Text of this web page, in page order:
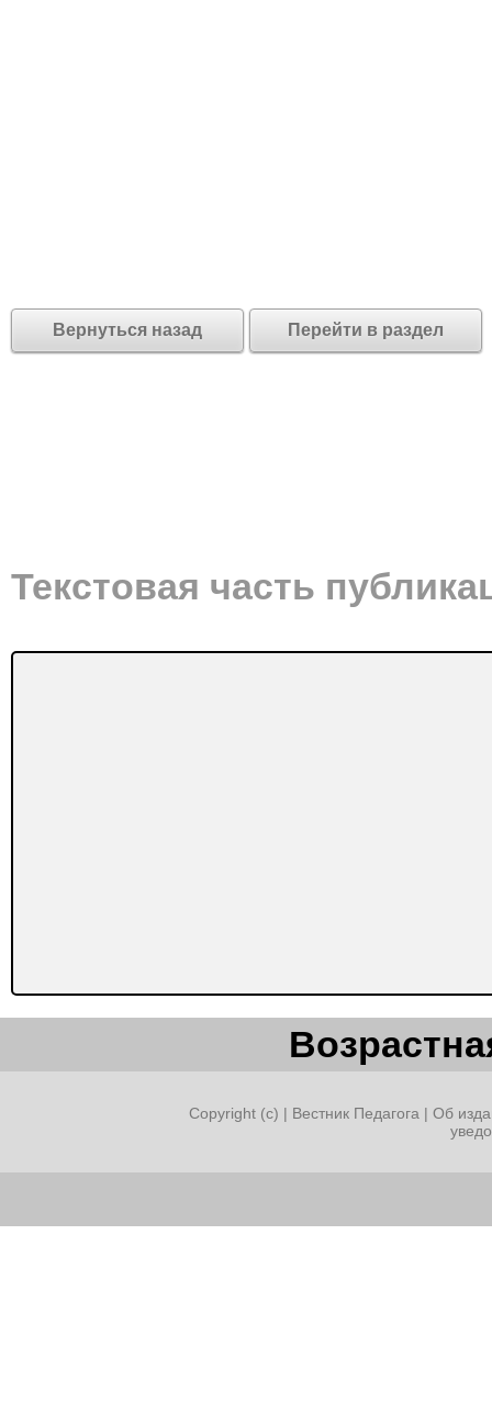
Вернуться назад Перейти в раздел
Текстовая часть
Copyright (c) | Вестник Педагога | Об